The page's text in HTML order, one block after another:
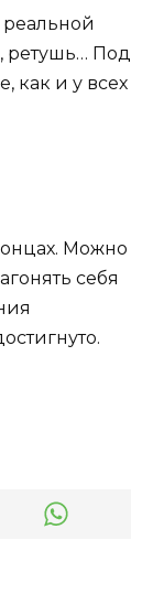
ретушь… Под
как и у всех
Можно
себя